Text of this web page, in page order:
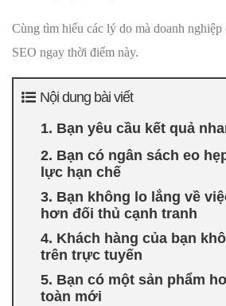
Cùng tìm hiểu các lý do mà doanh nghiệp
SEO ngay thời điểm này.
Nội dung bài viết
1. Bạn yêu cầu kết quả
2. Bạn có ngân sách eo
lực hạn chế
3. Bạn không lo lắng về
hơn đối thủ cạnh tranh
4. Khách hàng của bạn
trên trực tuyến
5. Bạn có một sản phẩm
toàn mới